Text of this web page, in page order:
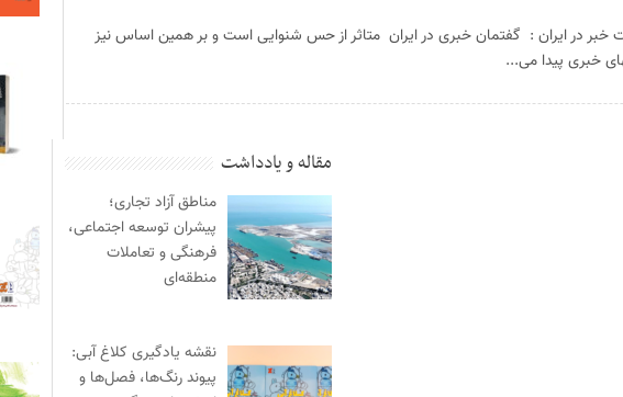
خبر در ایران : گفتمان خبری در ایران متاثر از حس شنوایی است و بر همین اساس نیز
خبری پیدا می...
مقاله و یادداشت
مناطق آزاد تجاری؛
پیشران توسعه اجتماعی،
فرهنگی و تعاملات
منطقه‌ای
نقشه یادگیری کلاغ آبی:
پیوند رنگ‌ها، فصل‌ها و